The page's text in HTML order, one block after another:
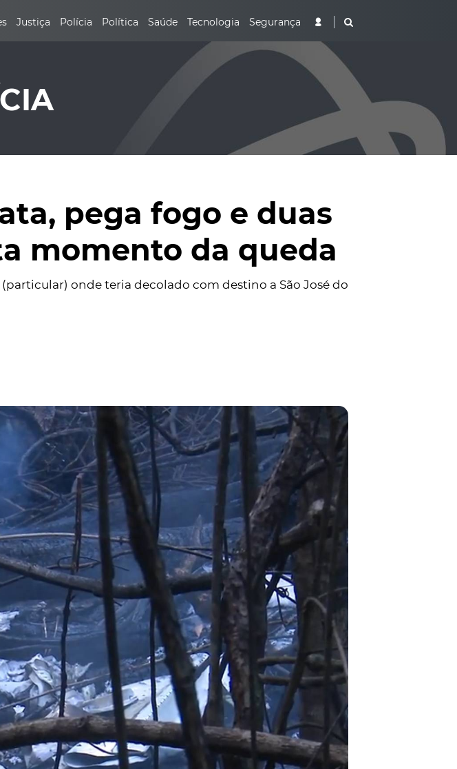
Justiça Polícia Política Saúde Tecnologia Segurança
pega fogo e duas
momento da queda
onde teria decolado com destino a São José do